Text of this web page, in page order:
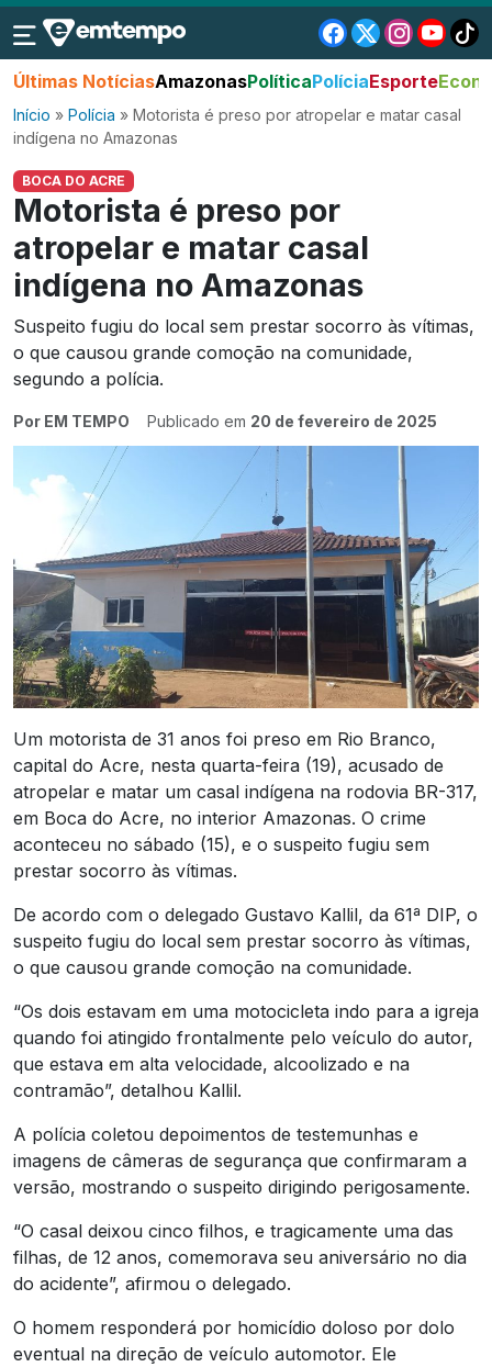
Últimas NotíciasAmazonasPolíticaPolíciaEsporte
Início » Polícia » Motorista é preso por atropelar e matar casal
indígena no Amazonas
BOCA DO ACRE
Motorista é preso por
atropelar e matar casal
indígena no Amazonas
Suspeito fugiu do local sem prestar socorro às vítimas,
o que causou grande comoção na comunidade,
segundo a polícia.
Por EM TEMPO Publicado em 20 de fevereiro de 2025
Um motorista de 31 anos foi preso em Rio Branco,
capital do Acre, nesta quarta-feira (19), acusado de
atropelar e matar um casal indígena na rodovia BR-317,
em Boca do Acre, no interior Amazonas. O crime
aconteceu no sábado (15), e o suspeito fugiu sem
prestar socorro às vítimas.
De acordo com o delegado Gustavo Kallil, da 61ª DIP, o
suspeito fugiu do local sem prestar socorro às vítimas,
o que causou grande comoção na comunidade.
“Os dois estavam em uma motocicleta indo para a igreja
quando foi atingido frontalmente pelo veículo do autor,
que estava em alta velocidade, alcoolizado e na
contramão”, detalhou Kallil.
A polícia coletou depoimentos de testemunhas e
imagens de câmeras de segurança que confirmaram a
versão, mostrando o suspeito dirigindo perigosamente.
“O casal deixou cinco filhos, e tragicamente uma das
filhas, de 12 anos, comemorava seu aniversário no dia
do acidente”, afirmou o delegado.
O homem responderá por homicídio doloso por dolo
eventual na direção de veículo automotor. Ele